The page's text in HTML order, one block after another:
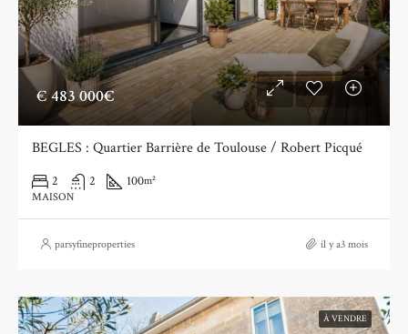
€483 000€
BEGLES : Quartier Barrière de Toulouse / Robert Picqué
2 2 100m²
MAISON
parsyfineproperties il y a3 mois
À VENDRE